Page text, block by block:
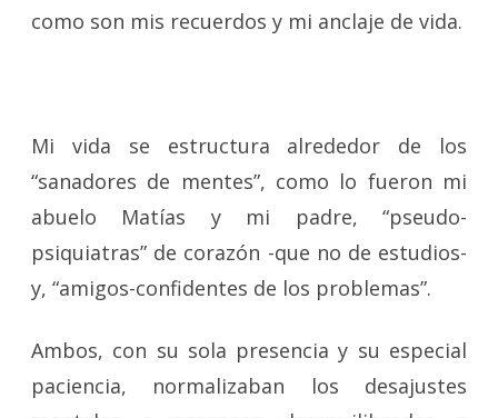
como son mis recuerdos y mi anclaje de vida.
Mi vida se estructura alrededor de los
“sanadores de mentes”, como lo fueron mi
abuelo Matías y mi padre, “pseudo-
psiquiatras” de corazón -que no de estudios-
y, “amigos-confidentes de los problemas”.
Ambos, con su sola presencia y su especial
paciencia, normalizaban los desajustes